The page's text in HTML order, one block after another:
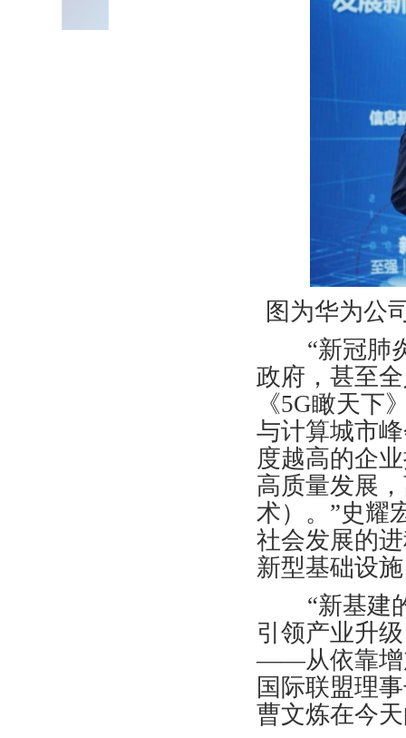
图为华为公
“新冠肺炎
政府，甚至
《5G瞰天下
与计算城市
度越高的企
高质量发展
术）。”史耀
社会发展的
新型基础设
“新基建的
引领产业升
——从依靠增
国际联盟理
曹文炼在今